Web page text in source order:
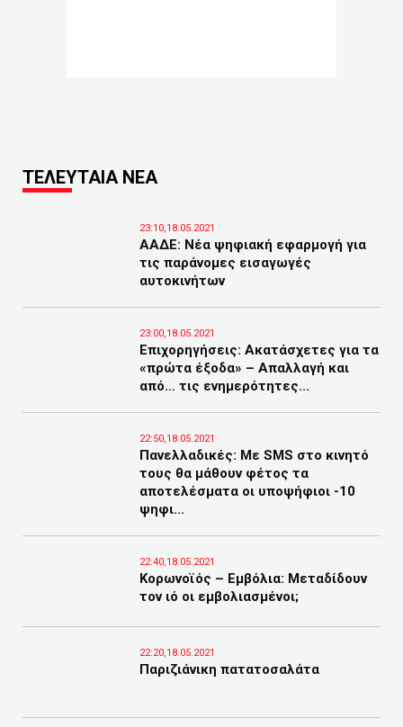
ΤΕΛΕΥΤΑΙΑ ΝΕΑ
23:10,18.05.2021
ΑΑΔΕ: Νέα ψηφιακή εφαρμογή για
τις παράνομες εισαγωγές
αυτοκινήτων
23:00,18.05.2021
Επιχορηγήσεις: Ακατάσχετες για τα
«πρώτα έξοδα» – Απαλλαγή και
από… τις ενημερότητες...
22:50,18.05.2021
Πανελλαδικές: Με SMS στο κινητό
τους θα μάθουν φέτος τα
αποτελέσματα οι υποψήφιοι -10
ψηφι...
22:40,18.05.2021
Κορωνοϊός – Εμβόλια: Μεταδίδουν
τον ιό οι εμβολιασμένοι;
22:20,18.05.2021
Παριζιάνικη πατατοσαλάτα